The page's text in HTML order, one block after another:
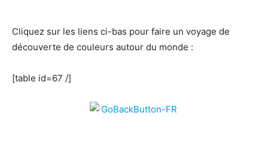
Cliquez sur les liens ci-bas pour faire un voyage de
découverte de couleurs autour du monde :
[table id=67 /]